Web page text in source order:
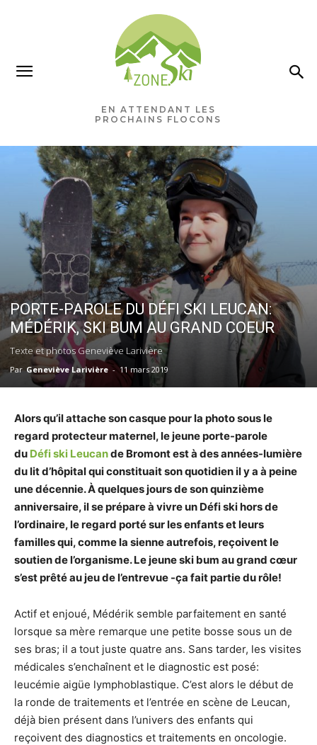
EN ATTENDANT LES
PROCHAINS FLOCONS
PORTE-PAROLE DU DÉFI SKI LEUCAN:
MÉDÉRIK, SKI BUM AU GRAND COEUR
Texte et photos Geneviève Larivière
Par Geneviève Larivière - 11 mars 2019
Alors qu’il attache son casque pour la photo sous le
regard protecteur maternel, le jeune porte-parole
du Défi ski Leucande Bromont est à des années-lumière
du lit d’hôpital qui constituait son quotidien il y a à peine
une décennie. À quelques jours de son quinzième
anniversaire, il se prépare à vivre un Défi ski hors de
l’ordinaire, le regard porté sur les enfants et leurs
familles qui, comme la sienne autrefois, reçoivent le
soutien de l’organisme. Le jeune ski bum au grand cœur
s’est prêté au jeu de l’entrevue -ça fait partie du rôle!
Actif et enjoué, Médérik semble parfaitement en santé
lorsque sa mère remarque une petite bosse sous un de
ses bras; il a tout juste quatre ans. Sans tarder, les visites
médicales s’enchaînent et le diagnostic est posé:
leucémie aigüe lymphoblastique. C’est alors le début de
la ronde de traitements et l’entrée en scène de Leucan,
déjà bien présent dans l’univers des enfants qui
reçoivent des diagnostics et traitements en oncologie.